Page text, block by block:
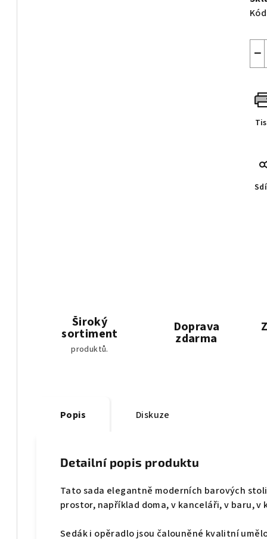
−
Široký
sortiment
produktů.
Doprava
zdarma
Popis Diskuze
Detailní popis produktu
Tato sada elegantně moderních barových
prostor, například doma, v kanceláři, v baru,
Sedák i opěradlo jsou čalouněné kvalitní